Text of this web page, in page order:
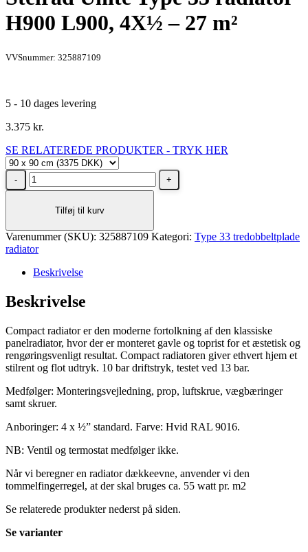
H900 L900, 4X½ – 27 m²
VVSnummer: 325887109
5 - 10 dages levering
3.375 kr.
SE RELATEREDE PRODUKTER - TRYK HER
Stelrad
Unite
H900
L900,
m²
antal
Tilføj til kurv
Varenummer (SKU): 325887109 Kategori: Type 33 tredobbeltplade
radiator
Beskrivelse
Beskrivelse
Compact radiator er den moderne fortolkning af den klassiske
panelradiator, hvor der er monteret gavle og toprist for et æstetisk og
rengøringsvenligt resultat. Compact radiatoren giver ethvert hjem et
stilrent og flot udtryk. 10 bar driftstryk, testet ved 13 bar.
Medfølger: Monteringsvejledning, prop, luftskrue, vægbæringer
samt skruer.
Anboringer: 4 x ½” standard. Farve: Hvid RAL 9016.
NB: Ventil og termostat medfølger ikke.
Når vi beregner en radiator dækkeevne, anvender vi den
tommelfingerregel, at der skal bruges ca. 55 watt pr. m2
Se relaterede produkter nederst på siden.
Se varianter